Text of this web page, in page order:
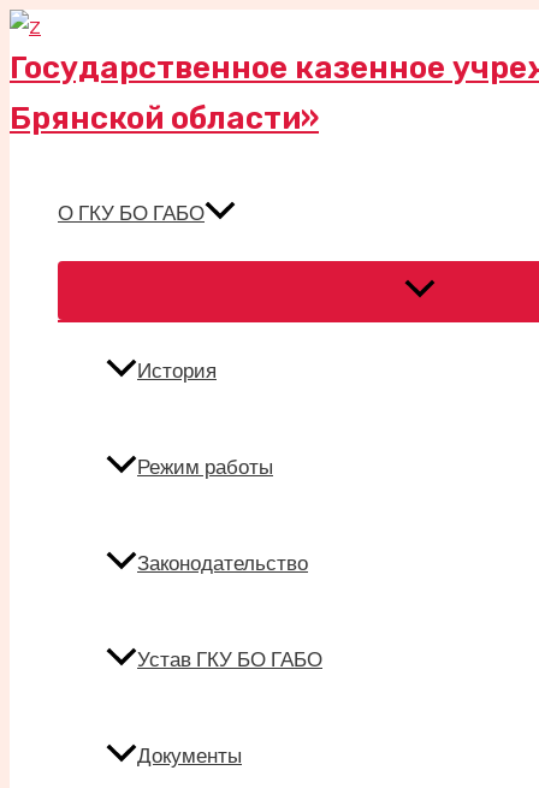
Перейти
кГосударственное казенное
Брянской области»
О ГКУ БО ГАБО
История
Режим работы
Законодательство
Устав ГКУ БО ГАБО
Документы